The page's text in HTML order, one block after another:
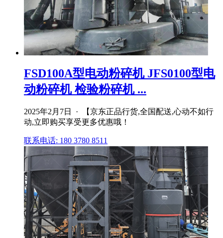
FSD100A型电动粉碎机 JFS0100型电
动粉碎机 检验粉碎机 ...
2025年2月7日 · 【京东正品行货,全国配送,心动不如行
动,立即购买享受更多优惠哦！
联系电话: 180 3780 8511